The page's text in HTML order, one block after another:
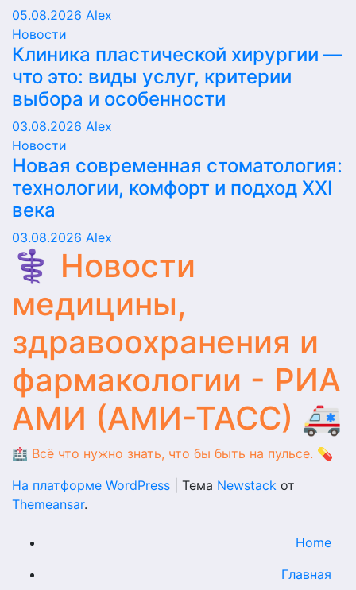
05.08.2026 Alex
Новости
Клиника пластической хирургии —
что это: виды услуг, критерии
выбора и особенности
03.08.2026 Alex
Новости
Новая современная стоматология:
технологии, комфорт и подход XXI
века
03.08.2026 Alex
⚕️ Новости
медицины,
здравоохранения и
фармакологии - РИА
АМИ (АМИ-ТАСС) 🚑
🏥 Всё что нужно знать, что бы быть на пульсе. 💊
На платформе WordPress
Тема Newstack от
Themeansar.
Home
Главная